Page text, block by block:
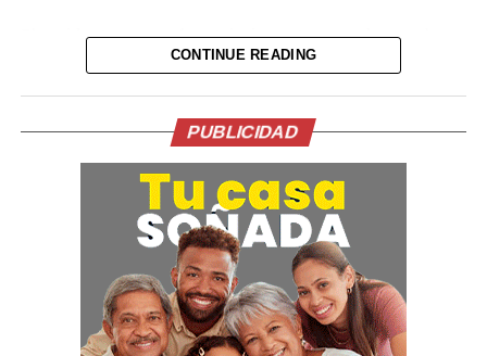
El accidente provocó restricciones temporales en el
tráfico, ya que el vehículo particular quedó bloqueando
carretera. Las autoridades recomendaron a los
conductores extremar precauciones en la zona mientras
se normalizaba el paso vehicular.
Hasta el momento no se han dado a conocer las causas
exactas del percance ni la identidad de los involucrados.
El siniestro se suma a los accidentes reportados en la
carretera Litoral, una ruta de alto flujo turístico y
comercial que exige mayor atención de los conductores,
especialmente en horarios de mayor afluencia.
CONTINUE READING
PUBLICIDAD